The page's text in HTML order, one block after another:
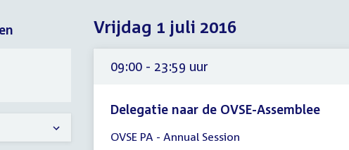
juni
2016
Vrijdag 1 juli 2016
09:00 - 23:59 uur
Delegatie naar de OVSE-Assemblee
vergadering
OVSE PA - Annual Session